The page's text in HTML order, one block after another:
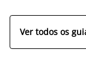
Ver todos os